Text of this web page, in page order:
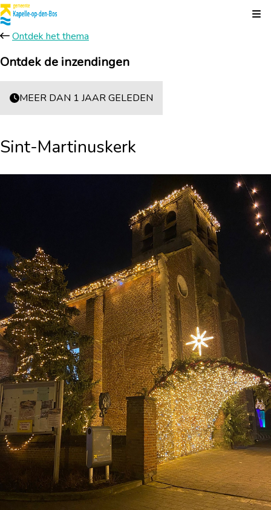
Ontdek het thema
Ontdek de inzendingen
MEER DAN 1 JAAR GELEDEN
Sint-Martinuskerk